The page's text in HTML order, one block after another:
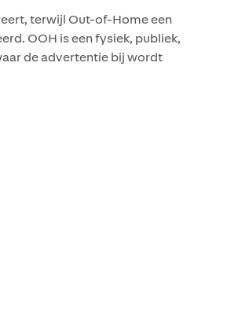
terwijl Out-of-Home een
OOH is een fysiek, publiek,
de advertentie bij wordt